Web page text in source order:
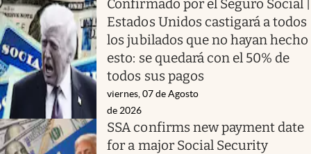
Confirmado por el Seguro Social |
Estados Unidos castigará a todos
los jubilados que no hayan hecho
esto: se quedará con el 50% de
todos sus pagos
viernes, 07 de Agosto
de 2026
SSA confirms new payment date
for a major Social Security